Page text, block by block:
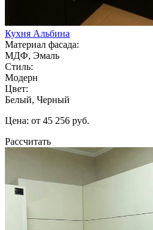
Кухня Альбина
Материал фасада:
МДФ, Эмаль
Стиль:
Модерн
Цвет:
Белый, Черный
Цена: от 45 256 руб.
Рассчитать